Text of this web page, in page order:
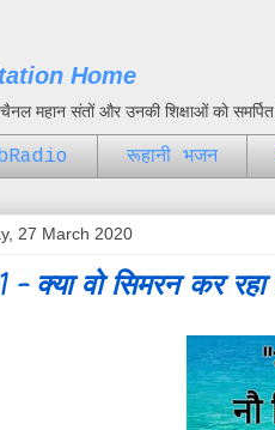
Home
महान संतों और उनकी शिक्षाओं को
रूहानी भजन
27 March 2020
- क्या वो सिमरन कर